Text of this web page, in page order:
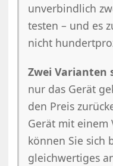
unverbindlich
testen – und es
nicht
Zwei Varianten
nur das Gerät
den Preis
Gerät mit
können Sie sich
gleichwertiges